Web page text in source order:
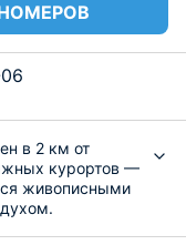
в 2 км от
курортов —
живописными